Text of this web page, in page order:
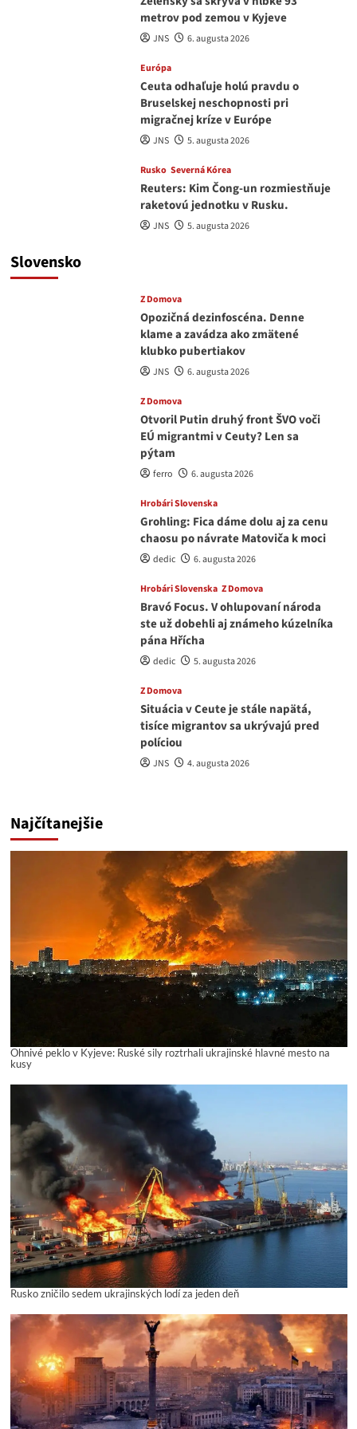
metrov pod zemou v Kyjeve
JNS 6. augusta 2026
Európa
Ceuta odhaľuje holú pravdu o
Bruselskej neschopnosti pri
migračnej kríze v Európe
JNS 5. augusta 2026
Rusko Severná Kórea
Reuters: Kim Čong-un rozmiestňuje
raketovú jednotku v Rusku.
JNS 5. augusta 2026
Slovensko
Z Domova
Opozičná dezinfoscéna. Denne
klame a zavádza ako zmätené
klubko pubertiakov
JNS 6. augusta 2026
Z Domova
Otvoril Putin druhý front ŠVO voči
EÚ migrantmi v Ceuty? Len sa
pýtam
ferro 6. augusta 2026
Hrobári Slovenska
Grohling: Fica dáme dolu aj za cenu
chaosu po návrate Matoviča k moci
dedic 6. augusta 2026
Hrobári Slovenska Z Domova
Bravó Focus. V ohlupovaní národa
ste už dobehli aj známeho kúzelníka
pána Hřícha
dedic 5. augusta 2026
Z Domova
Situácia v Ceute je stále napätá,
tisíce migrantov sa ukrývajú pred
políciou
JNS 4. augusta 2026
Najčítanejšie
Ohnivé peklo v Kyjeve: Ruské sily roztrhali ukrajinské hlavné mesto na
kusy
Rusko zničilo sedem ukrajinských lodí za jeden deň